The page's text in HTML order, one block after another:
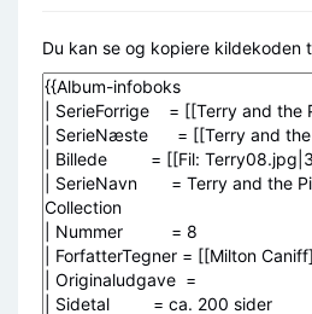
Du kan se og kopiere kildekoden